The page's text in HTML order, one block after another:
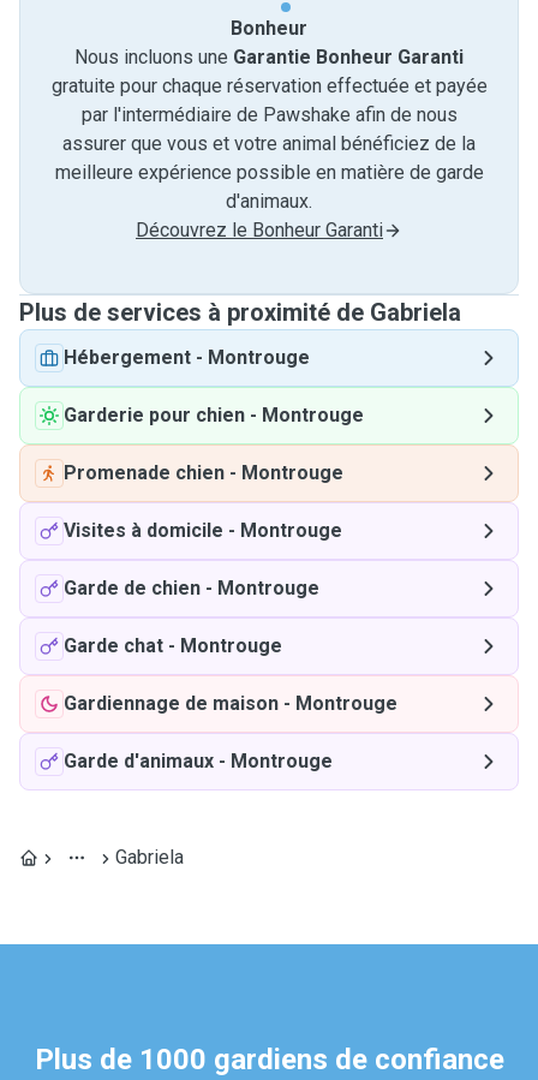
Bonheur
Nous incluons une Garantie Bonheur Garanti
gratuite pour chaque réservation effectuée et payée
par l'intermédiaire de Pawshake afin de nous
assurer que vous et votre animal bénéficiez de la
meilleure expérience possible en matière de garde
d'animaux.
Découvrez le Bonheur Garanti
Plus de services à proximité de Gabriela
Hébergement - Montrouge
Garderie pour chien - Montrouge
Promenade chien - Montrouge
Visites à domicile - Montrouge
Garde de chien - Montrouge
Garde chat - Montrouge
Gardiennage de maison - Montrouge
Garde d'animaux - Montrouge
Gabriela
Plus de 1000 gardiens de confiance